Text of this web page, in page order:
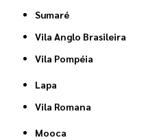
Sumaré
Vila Anglo Brasileira
Vila Pompéia
Lapa
Vila Romana
Mooca